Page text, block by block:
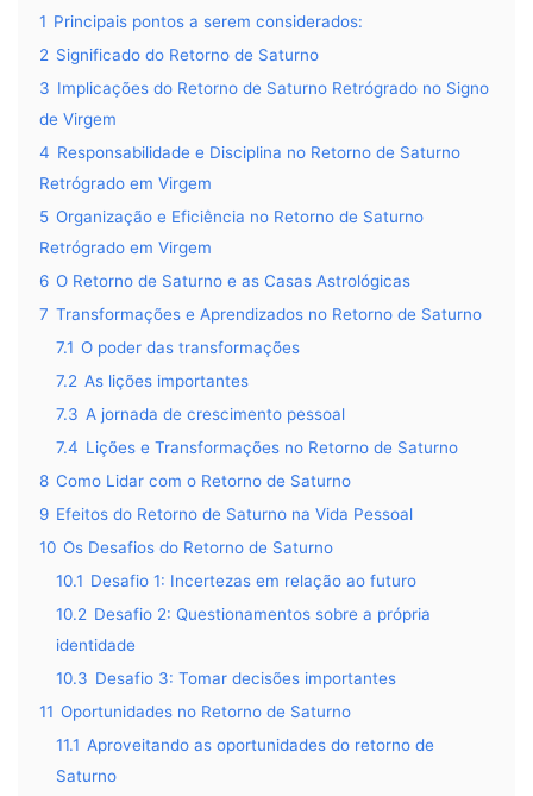
1 Principais pontos a serem considerados:
2 Significado do Retorno de Saturno
3 Implicações do Retorno de Saturno Retrógrado no Signo
de Virgem
4 Responsabilidade e Disciplina no Retorno de Saturno
Retrógrado em Virgem
5 Organização e Eficiência no Retorno de Saturno
Retrógrado em Virgem
6 O Retorno de Saturno e as Casas Astrológicas
7 Transformações e Aprendizados no Retorno de Saturno
7.1 O poder das transformações
7.2 As lições importantes
7.3 A jornada de crescimento pessoal
7.4 Lições e Transformações no Retorno de Saturno
8 Como Lidar com o Retorno de Saturno
9 Efeitos do Retorno de Saturno na Vida Pessoal
10 Os Desafios do Retorno de Saturno
10.1 Desafio 1: Incertezas em relação ao futuro
10.2 Desafio 2: Questionamentos sobre a própria
identidade
10.3 Desafio 3: Tomar decisões importantes
11 Oportunidades no Retorno de Saturno
11.1 Aproveitando as oportunidades do retorno de
Saturno